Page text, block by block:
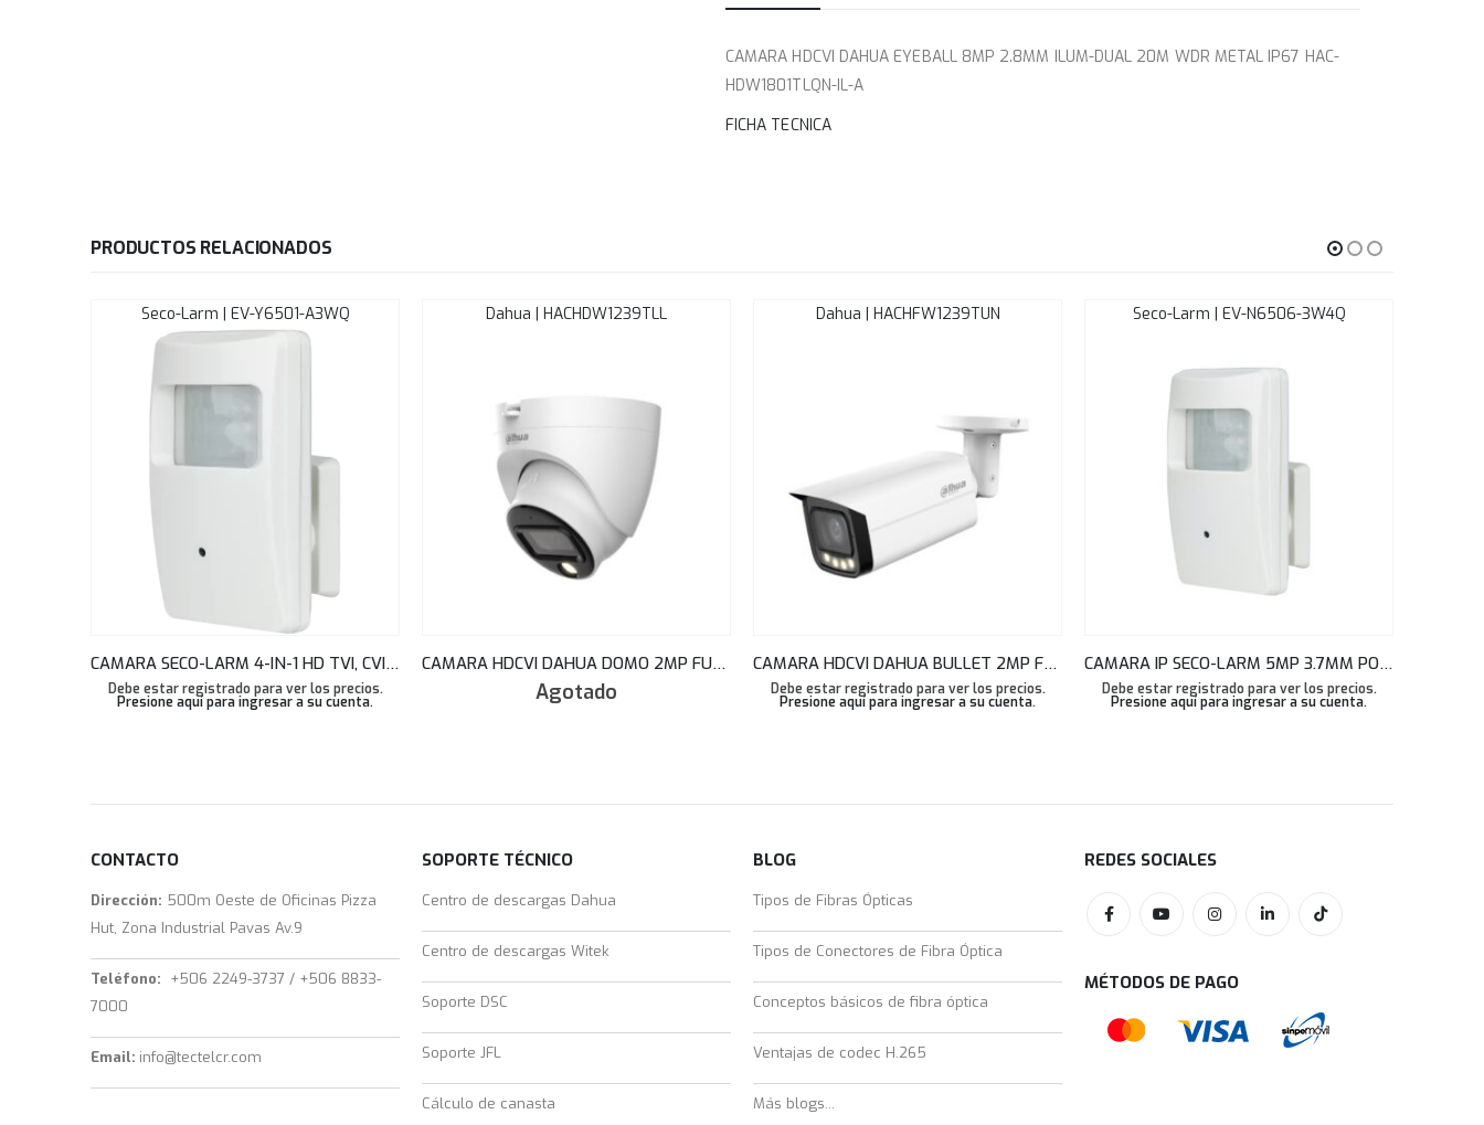
CAMARA HDCVI DAHUA EYEBALL 8MP 2.8MM ILUM-DUAL 20M WDR METAL IP67 HAC-
HDW1801TLQN-IL-A
FICHA TECNICA
PRODUCTOS RELACIONADOS
Seco-Larm | EV-Y6501-A3WQ
CAMARA SECO-LARM 4-IN-1 HD TVI, CVI, AHD, ANALOG COVERT PIR CAMERA EV-Y6501-A3WQ
Debe estar registrado para ver los precios.
Presione aquí para ingresar a su cuenta.
Dahua | HACHDW1239TLL
CAMARA HDCVI DAHUA DOMO 2MP FULL-COLOR STARLIGHT AUDIO MIC 2.8MM 20M IP67 HAC-HDW1239TLQN-A-LED
Agotado
Dahua | HACHFW1239TUN
CAMARA HDCVI DAHUA BULLET 2MP FULL-COLOR VARIFOC. 2.7-13.5M AUDIOMIC 60M IP67 HAC-HFW1239TUN-Z-A-LED
Debe estar registrado para ver los precios.
Presione aquí para ingresar a su cuenta.
Seco-Larm | EV-N6506-3W4Q
CAMARA IP SECO-LARM 5MP 3.7MM POE 15M IP65 TIPO PIR EV-N6506-3W4Q
Debe estar registrado para ver los precios.
Presione aquí para ingresar a su cuenta.
CONTACTO
Dirección: 500m Oeste de Oficinas Pizza
Hut, Zona Industrial Pavas Av.9
Teléfono: +506 2249-3737 / +506 8833-
7000
Email: info@tectelcr.com
SOPORTE TÉCNICO
Centro de descargas Dahua
Centro de descargas Witek
Soporte DSC
Soporte JFL
Cálculo de canasta
BLOG
Tipos de Fibras Ópticas
Tipos de Conectores de Fibra Óptica
Conceptos básicos de fibra óptica
Ventajas de codec H.265
Más blogs...
REDES SOCIALES
MÉTODOS DE PAGO